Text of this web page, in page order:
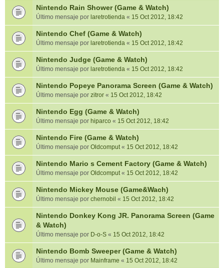
Nintendo Rain Shower (Game & Watch)
Último mensaje por laretrotienda « 15 Oct 2012, 18:42
Nintendo Chef (Game & Watch)
Último mensaje por laretrotienda « 15 Oct 2012, 18:42
Nintendo Judge (Game & Watch)
Último mensaje por laretrotienda « 15 Oct 2012, 18:42
Nintendo Popeye Panorama Screen (Game & Watch)
Último mensaje por zitror « 15 Oct 2012, 18:42
Nintendo Egg (Game & Watch)
Último mensaje por hiparco « 15 Oct 2012, 18:42
Nintendo Fire (Game & Watch)
Último mensaje por Oldcomput« 15 Oct 2012, 18:42
Nintendo Mario s Cement Factory (Game & Watch)
Último mensaje por Oldcomput« 15 Oct 2012, 18:42
Nintendo Mickey Mouse (Game&Wach)
Último mensaje por chernobil « 15 Oct 2012, 18:42
Nintendo Donkey Kong JR. Panorama Screen (Game
& Watch)
Último mensaje por D-o-S « 15 Oct 2012, 18:42
Nintendo Bomb Sweeper (Game & Watch)
Último mensaje por Mainframe « 15 Oct 2012, 18:42